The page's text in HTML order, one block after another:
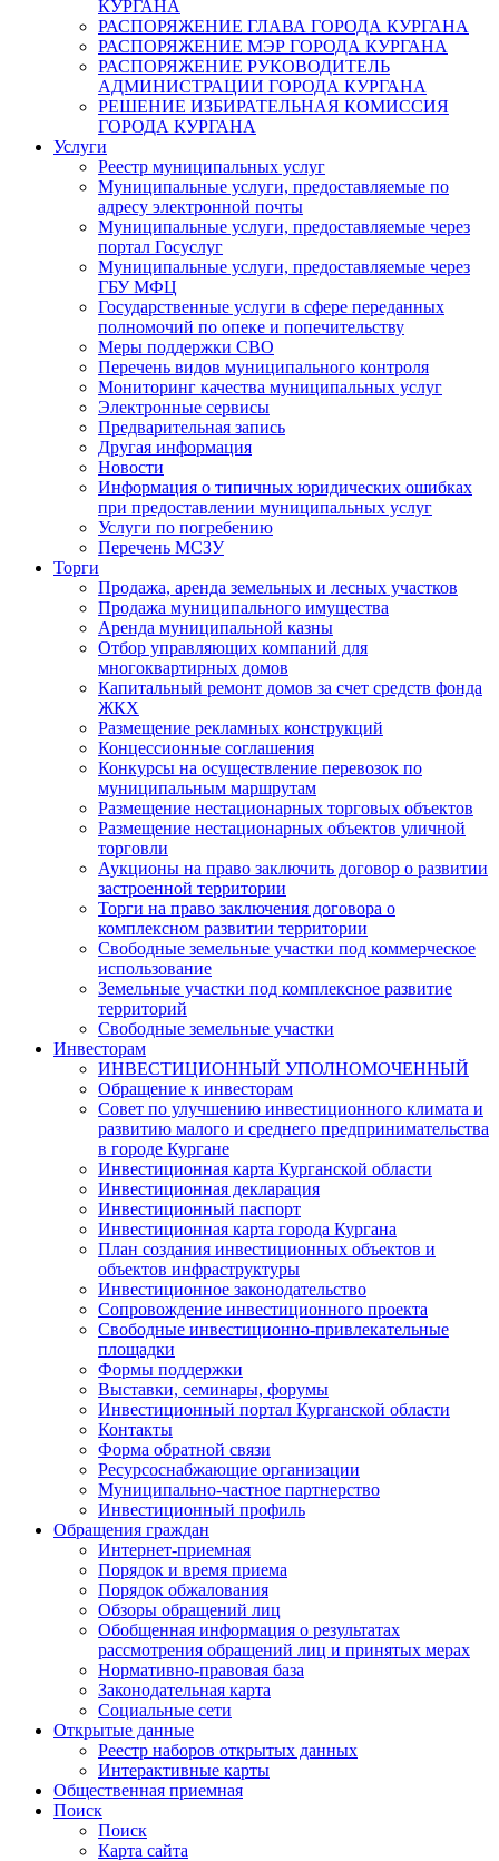
КУРГАНА
РАСПОРЯЖЕНИЕ ГЛАВА ГОРОДА КУРГАНА
РАСПОРЯЖЕНИЕ МЭР ГОРОДА КУРГАНА
РАСПОРЯЖЕНИЕ РУКОВОДИТЕЛЬ
АДМИНИСТРАЦИИ ГОРОДА КУРГАНА
РЕШЕНИЕ ИЗБИРАТЕЛЬНАЯ КОМИССИЯ
ГОРОДА КУРГАНА
Услуги
Реестр муниципальных услуг
Муниципальные услуги, предоставляемые по
адресу электронной почты
Муниципальные услуги, предоставляемые через
портал Госуслуг
Муниципальные услуги, предоставляемые через
ГБУ МФЦ
Государственные услуги в сфере переданных
полномочий по опеке и попечительству
Меры поддержки СВО
Перечень видов муниципального контроля
Мониторинг качества муниципальных услуг
Электронные сервисы
Предварительная запись
Другая информация
Новости
Информация о типичных юридических ошибках
при предоставлении муниципальных услуг
Услуги по погребению
Перечень МСЗУ
Торги
Продажа, аренда земельных и лесных участков
Продажа муниципального имущества
Аренда муниципальной казны
Отбор управляющих компаний для
многоквартирных домов
Капитальный ремонт домов за счет средств фонда
ЖКХ
Размещение рекламных конструкций
Концессионные соглашения
Конкурсы на осуществление перевозок по
муниципальным маршрутам
Размещение нестационарных торговых объектов
Размещение нестационарных объектов уличной
торговли
Аукционы на право заключить договор о развитии
застроенной территории
Торги на право заключения договора о
комплексном развитии территории
Свободные земельные участки под коммерческое
использование
Земельные участки под комплексное развитие
территорий
Свободные земельные участки
Инвесторам
ИНВЕСТИЦИОННЫЙ УПОЛНОМОЧЕННЫЙ
Обращение к инвесторам
Совет по улучшению инвестиционного климата и
развитию малого и среднего предпринимательства
в городе Кургане
Инвестиционная карта Курганской области
Инвестиционная декларация
Инвестиционный паспорт
Инвестиционная карта города Кургана
План создания инвестиционных объектов и
объектов инфраструктуры
Инвестиционное законодательство
Сопровождение инвестиционного проекта
Свободные инвестиционно-привлекательные
площадки
Формы поддержки
Выставки, семинары, форумы
Инвестиционный портал Курганской области
Контакты
Форма обратной связи
Ресурсоснабжающие организации
Муниципально-частное партнерство
Инвестиционный профиль
Обращения граждан
Интернет-приемная
Порядок и время приема
Порядок обжалования
Обзоры обращений лиц
Обобщенная информация о результатах
рассмотрения обращений лиц и принятых мерах
Нормативно-правовая база
Законодательная карта
Социальные сети
Открытые данные
Реестр наборов открытых данных
Интерактивные карты
Общественная приемная
Поиск
Поиск
Карта сайта